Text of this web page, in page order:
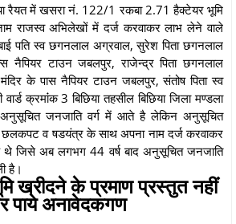
रैयत में खसरा नं. 122/1 रकबा 2.71 हैक्टेयर भूमि
राजस्व अभिलेखों में दर्ज करवाकर लाभ लेने वाले
पति स्व छगनलाल अग्रवाल, सुरेश पिता छगनलाल
नैपियर टाउन जबलपुर, राजेन्द्र पिता छगनलाल
मंदिर के पास नैपियर टाउन जबलपुर, संतोष पिता स्व
क्रमांंक 3 बिछिया तहसील बिछिया जिला मण्डला
जनजाति वर्ग में आते है लेकिन अनुसूचित
छलकपट व षडयंत्र के साथ अपना नाम दर्ज करवाकर
थे जिसे अब लगभग 44 वर्ष बाद अनुसूचित जनजाति
है।
खरीदने के प्रमाण प्रस्तुत नहीं
पाये अनावेदकगण